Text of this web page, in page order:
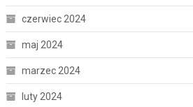
czerwiec 2024
maj 2024
marzec 2024
luty 2024